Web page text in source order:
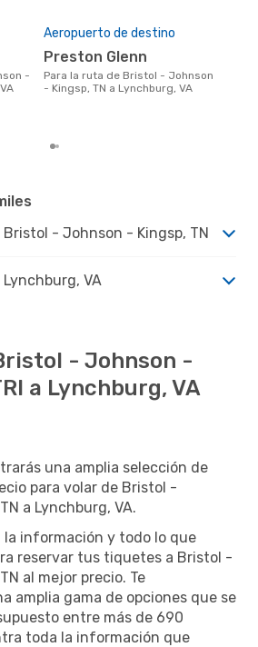
Aeropuerto de destino
Preston Glenn
Para la ruta de Bristol - Johnson
- Kingsp, TN a Lynchburg, VA
- Johnson - Kingsp, TN
VA
- Johnson -
a Lynchburg, VA
una amplia selección de
para volar de Bristol -
a Lynchburg, VA.
la información y todo lo que
reservar tus tiquetes a Bristol -
al mejor precio. Te
amplia gama de opciones que se
entre más de 690
toda la información que